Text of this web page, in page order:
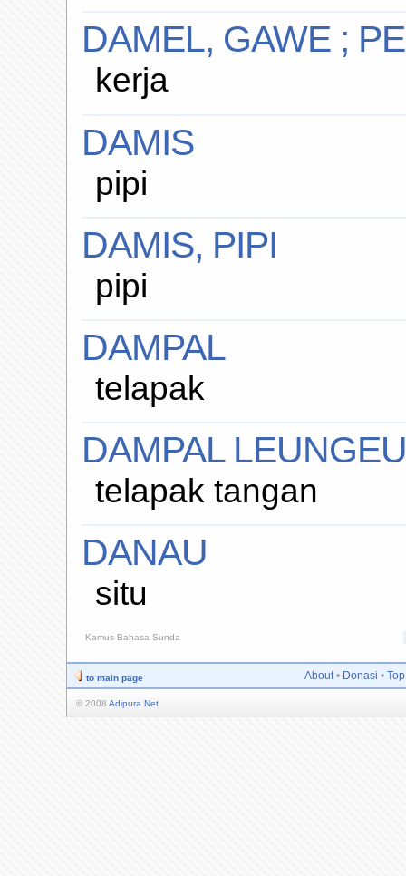
DAMEL, GAWE ;
kerja
DAMIS
pipi
DAMIS, PIPI
pipi
DAMPAL
telapak
DAMPAL
telapak tangan
DANAU
situ
Kamus Bahasa Sunda
to main page About• Donasi •
© 2008 Adipura Net